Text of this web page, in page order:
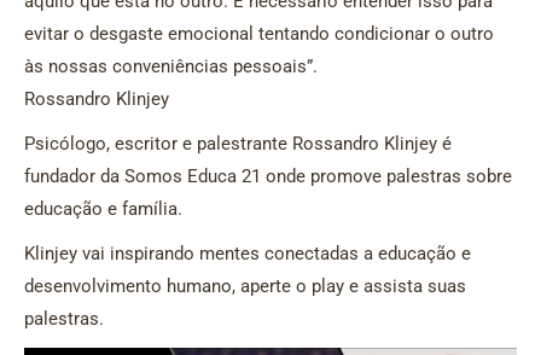
evitar o desgaste emocional tentando condicionar o outro
às nossas conveniências pessoais”.
Rossandro Klinjey
Psicólogo, escritor e palestrante Rossandro Klinjey é
fundador da Somos Educa 21 onde promove palestras sobre
educação e família.
Klinjey vai inspirando mentes conectadas a educação e
desenvolvimento humano, aperte o play e assista suas
palestras.